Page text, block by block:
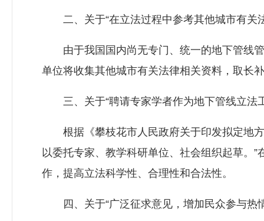
二、关于“在立法过程中参考其他城市有关
由于我国国内尚无专门、统一的地下管线管
单位将收集其他城市有关法律相关资料，取长
三、关于“聘请专家学者作为地下管线立法
根据《攀枝花市人民政府关于印发拟定地方
以委托专家、教学科研单位、社会组织起草。
作，提高立法科学性、合理性和合法性。
四、关于“广泛征求意见，增加民众参与热